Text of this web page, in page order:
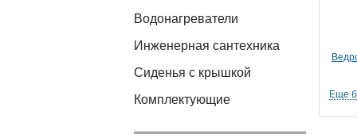
Водонагреватели
Инженерная сантехника
Сиденья с крышкой
Комплектующие
Еще